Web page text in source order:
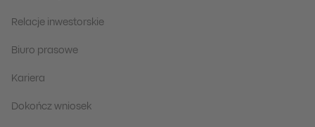
Relacje inwestorskie
Biuro prasowe
Kariera
Dokończ wniosek